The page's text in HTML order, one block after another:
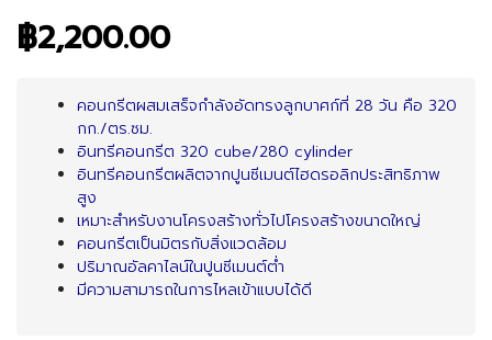
฿2,200.00
คอนกรีตผสมเสร็จกำลังอัดทรงลูกบาศก์ที่ 28 วัน คือ 320
กก./ตร.ซม.
อินทรีคอนกรีต 320 cube/280 cylinder
อินทรีคอนกรีตผลิตจากปูนซีเมนต์ไฮดรอลิกประสิทธิภาพ
สูง
เหมาะสำหรับงานโครงสร้างทั่วไปโครงสร้างขนาดใหญ่
คอนกรีตเป็นมิตรกับสิ่งแวดล้อม
ปริมาณอัลคาไลน์ในปูนซีเมนต์ต่ำ
มีความสามารถในการไหลเข้าแบบได้ดี